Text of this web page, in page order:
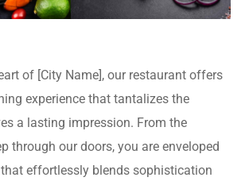
of [City Name], our restaurant offers
experience that tantalizes the
a lasting impression. From the
through our doors, you are enveloped
effortlessly blends sophistication